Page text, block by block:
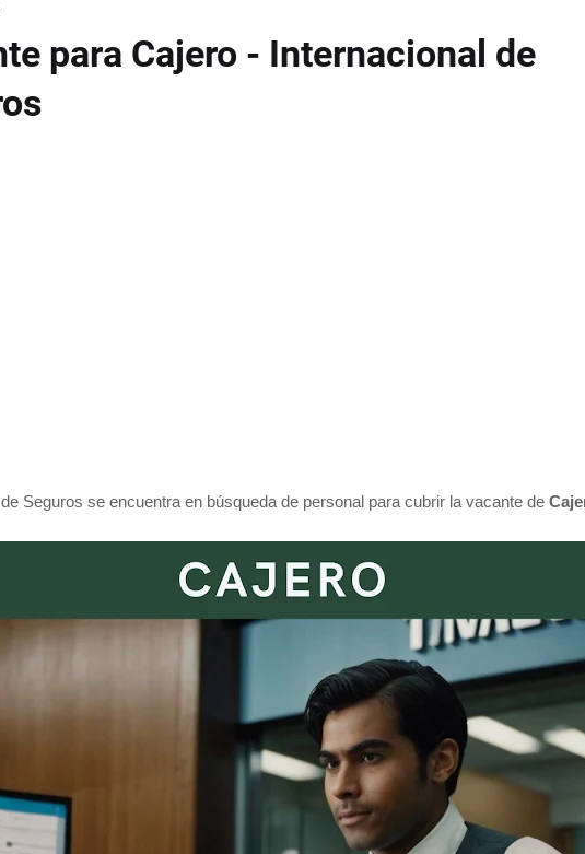
para Cajero - Internacional de
Seguros se encuentra en búsqueda de personal para cubrir la vacante de